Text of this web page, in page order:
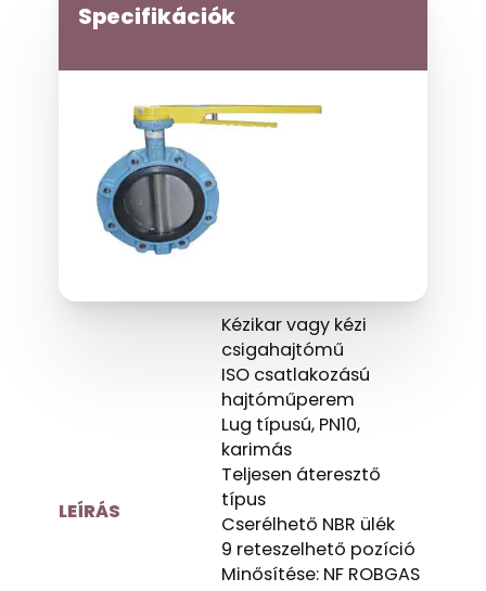
Specifikációk
LEÍRÁS
Kézikar vagy kézi
csigahajtómű
ISO csatlakozású
hajtóműperem
Lug típusú, PN10,
karimás
Teljesen áteresztő
típus
Cserélhető NBR ülék
9 reteszelhető pozíció
Minősítése: NF ROBGAS